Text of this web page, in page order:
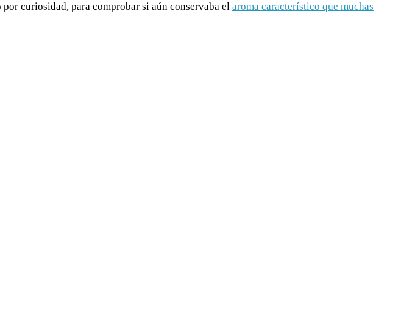
curiosidad, para comprobar si aún conservaba el aroma característico que muchas